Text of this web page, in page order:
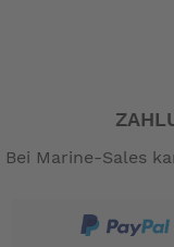
Bei Marine-Sales